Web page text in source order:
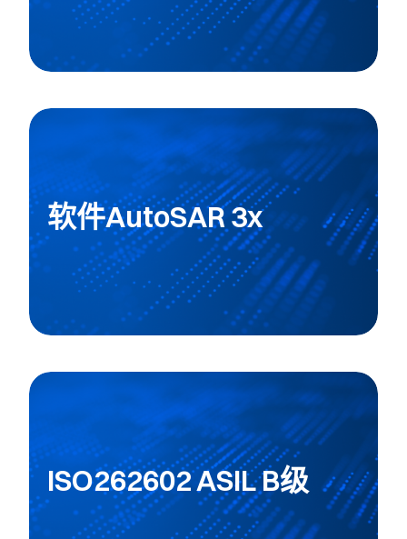
软件AutoSAR 3x
ISO262602 ASIL B级